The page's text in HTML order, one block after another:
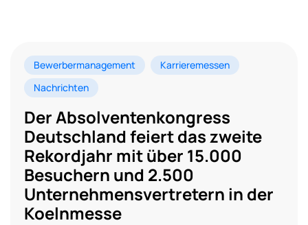
Bewerbermanagement
Karrieremessen
Nachrichten
Der Absolventenkongress
Deutschland feiert das zweite
Rekordjahr mit über 15.000
Besuchern und 2.500
Unternehmensvertretern in der
Koelnmesse